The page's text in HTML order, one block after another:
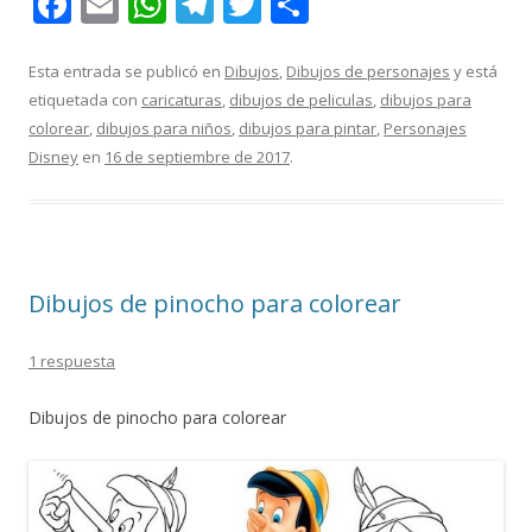
ac
e
b
o
m
ai
l
h
at
s
A
el
e
gr
a
w
itt
er
m
p
ar
Esta entrada se publicó en Dibujos Dibujos de personajes y está
etiquetada con caricaturas dibujos de peliculas dibujos para
colorear dibujos para niños dibujos para pintar Personajes
Disney en 16 de septiembre de 2017.
Dibujos de pinocho para colorear
1 respuesta
Dibujos de pinocho para colorear